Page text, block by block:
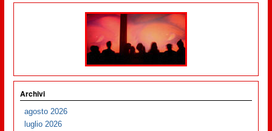
Archivi
agosto 2026
luglio 2026